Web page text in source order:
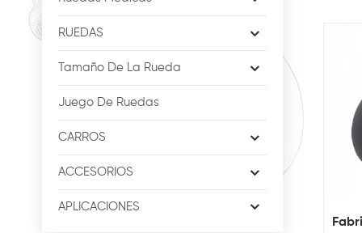
RUEDAS
Tamaño De La Rueda
Juego De Ruedas
CARROS
ACCESORIOS
APLICACIONES